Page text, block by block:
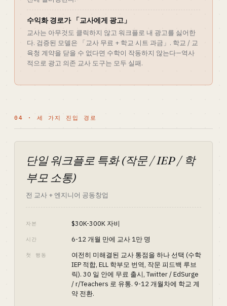
수익화 경로가 「교사에게 광고」
교사는 아무것도 클릭하지 않고 워크플로 내 광고를 싫어한
다. 검증된 모델은 「교사 무료 + 학교 시트 과금」. 학교 / 교
육청 계약을 닫을 수 없다면 수학이 작동하지 않는다—역사
적으로 광고 의존 교사 도구는 모두 실패.
04 · 세 가지 진입 경로
단일 워크플로 특화 (작문 / IEP / 학
부모 소통)
전 교사 + 엔지니어 공동창업
자본 $30K-300K 자비
시간 6-12 개월 만에 교사 1만 명
첫 행동
여전히 미해결된 교사 통점을 하나 선택 (수학
IEP 적합, ELL 학부모 번역, 작문 피드백 루브
릭). 30 일 안에 무료 출시, Twitter / EdSurge
/ r/Teachers 로 유통. 9-12 개월차에 학교 계
약 전환.